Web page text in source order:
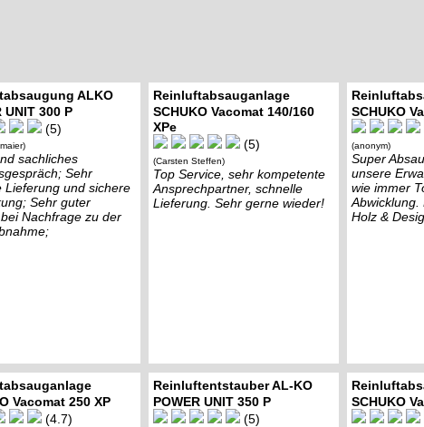
ALKO
UNIT 300 P
(5)
sachliches
Sehr
Lieferung und sichere
Sehr guter
Nachfrage zu der
Reinluftabsauganlage
SCHUKO Vacomat 140/160
XPe
(5)
(Carsten Steffen)
Top Service, sehr kompetente
Ansprechpartner, schnelle
Lieferung. Sehr gerne wieder!
SCHUKO
(anonym)
Super
unsere
wie immer
Abwicklung.
Holz &
Vacomat 250 XP
(4.7)
Reinluftentstauber AL-KO
POWER UNIT 350 P
(5)
SCHUKO